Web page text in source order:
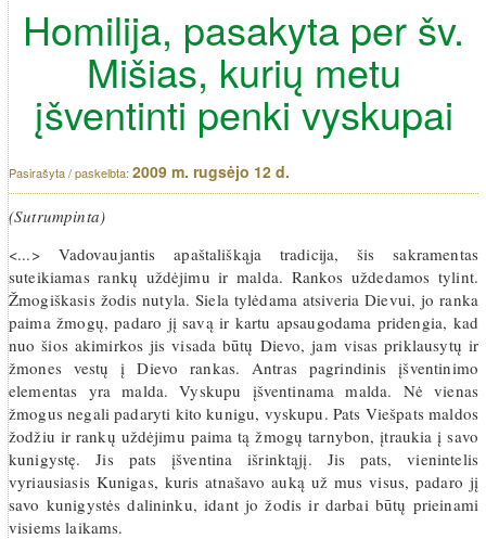
Homilija, pasakyta per šv.
Mišias, kurių metu
įšventinti penki vyskupai
2009 m. rugsėjo 12 d.
(Sutrumpinta)
<...> Vadovaujantis apaštališkąja tradicija, šis sakramentas
suteikiamas rankų uždėjimu ir malda. Rankos uždedamos tylint.
Žmogiškasis žodis nutyla. Siela tylėdama atsiveria Dievui, jo ranka
paima žmogų, padaro jį savą ir kartu apsaugodama pridengia, kad
nuo šios akimirkos jis visada būtų Dievo, jam visas priklausytų ir
žmones vestų į Dievo rankas. Antras pagrindinis įšventinimo
elementas yra malda. Vyskupu įšventinama malda. Nė vienas
žmogus negali padaryti kito kunigu, vyskupu. Pats Viešpats maldos
žodžiu ir rankų uždėjimu paima tą žmogų tarnybon, įtraukia į savo
kunigystę. Jis pats įšventina išrinktąjį. Jis pats, vienintelis
vyriausiasis Kunigas, kuris atnašavo auką už mus visus, padaro jį
savo kunigystės dalininku, idant jo žodis ir darbai būtų prieinami
visiems laikams.